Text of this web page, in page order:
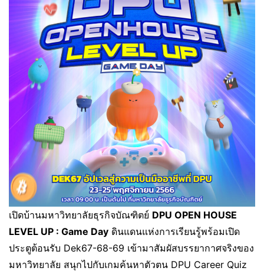
เปิดบ้านมหาวิทยาลัยธุรกิจบัณฑิตย์ DPU OPEN HOUSE
LEVEL UP : Game Day ดินแดนแห่งการเรียนรู้พร้อมเปิด
ประตูต้อนรับ Dek67-68-69 เข้ามาสัมผัสบรรยากาศจริงของ
มหาวิทยาลัย สนุกไปกับเกมค้นหาตัวตน DPU Career Quiz